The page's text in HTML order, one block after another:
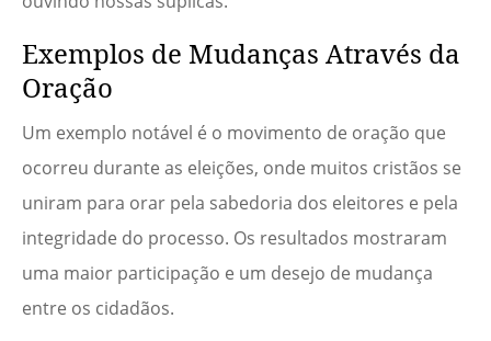
Exemplos de Mudanças Através da
Oração
Um exemplo notável é o movimento de oração que
ocorreu durante as eleições, onde muitos cristãos se
uniram para orar pela sabedoria dos eleitores e pela
integridade do processo. Os resultados mostraram
uma maior participação e um desejo de mudança
entre os cidadãos.